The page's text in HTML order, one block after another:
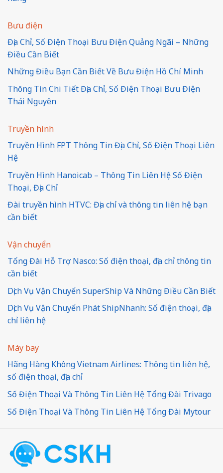
Bưu điện
Địa Chỉ, Số Điện Thoại Bưu Điện Quảng Ngãi – Những
Điều Cần Biết
Những Điều Bạn Cần Biết Về Bưu Điện Hồ Chí Minh
Thông Tin Chi Tiết Địa Chỉ, Số Điện Thoại Bưu Điện
Thái Nguyên
Truyền hình
Truyền Hình FPT Thông Tin Địa Chỉ, Số Điện Thoại Liên
Hệ
Truyền Hình Hanoicab – Thông Tin Liên Hệ Số Điện
Thoại, Địa Chỉ
Đài truyền hình HTVC: Địa chỉ và thông tin liên hệ bạn
cần biết
Vận chuyển
Tổng Đài Hỗ Trợ Nasco: Số điện thoại, địa chỉ thông tin
cần biết
Dịch Vụ Vận Chuyển SuperShip Và Những Điều Cần Biết
Dịch Vụ Vận Chuyển Phát ShipNhanh: Số điện thoại, địa
chỉ liên hệ
Máy bay
Hãng Hàng Không Vietnam Airlines: Thông tin liên hệ,
số điện thoại, địa chỉ
Số Điện Thoại Và Thông Tin Liên Hệ Tổng Đài Trivago
Số Điện Thoại Và Thông Tin Liên Hệ Tổng Đài Mytour